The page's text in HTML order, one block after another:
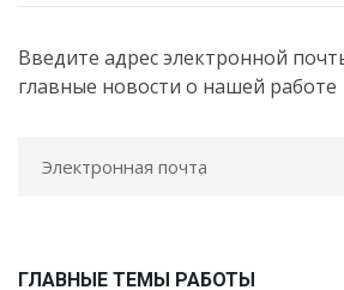
Введите адрес электронной
главные новости о нашей работе
ГЛАВНЫЕ ТЕМЫ РАБОТЫ